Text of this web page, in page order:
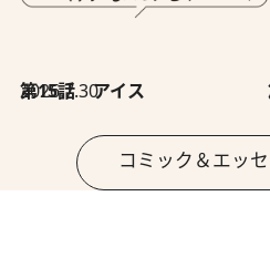
2026.7.30
第15話 アイス
コミック＆エッ